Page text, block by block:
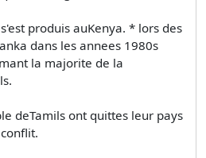
produis auKenya. * lors des
dans les annees 1980s
la majorite de la
deTamils ont quittes leur pays